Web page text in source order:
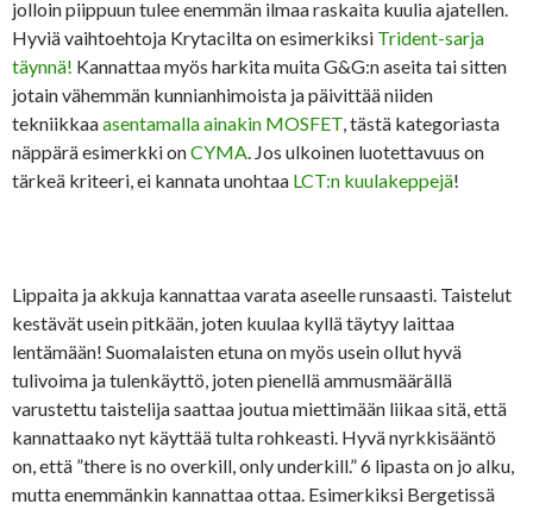
jolloin piippuun tulee enemmän ilmaa raskaita kuulia ajatellen.
Hyviä vaihtoehtoja Krytacilta on esimerkiksi Trident-sarja
täynnä! Kannattaa myös harkita muita G&G:n aseita tai sitten
jotain vähemmän kunnianhimoista ja päivittää niiden
tekniikkaaasentamalla ainakin MOSFET, tästä kategoriasta
näppärä esimerkki onCYMA. Jos ulkoinen luotettavuus on
tärkeä kriteeri, ei kannata unohtaa LCT:n kuulakeppejä!
Lippaita ja akkuja kannattaa varata aseelle runsaasti. Taistelut
kestävät usein pitkään, joten kuulaa kyllä täytyy laittaa
lentämään! Suomalaisten etuna on myös usein ollut hyvä
tulivoima ja tulenkäyttö, joten pienellä ammusmäärällä
varustettu taistelija saattaa joutua miettimään liikaa sitä, että
kannattaako nyt käyttää tulta rohkeasti. Hyvä nyrkkisääntö
on, että ”there is no overkill, only underkill.” 6 lipasta on jo alku,
mutta enemmänkin kannattaa ottaa. Esimerkiksi Bergetissä